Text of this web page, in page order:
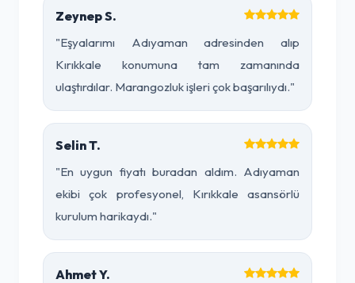
Zeynep S.
"Eşyalarımı Adıyaman adresinden alıp
Kırıkkale konumuna tam zamanında
ulaştırdılar. Marangozluk işleri çok başarılıydı."
Selin T.
"En uygun fiyatı buradan aldım. Adıyaman
ekibi çok profesyonel, Kırıkkale asansörlü
kurulum harikaydı."
Ahmet Y.